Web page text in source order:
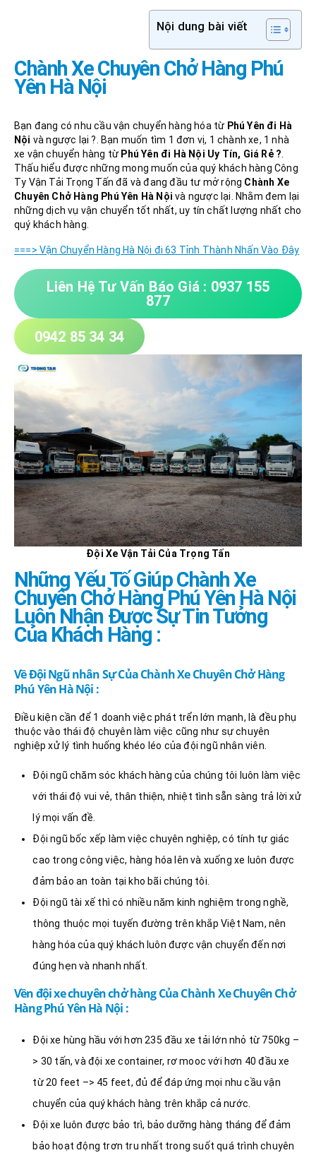
Nội dung bài viết
Chành Xe Chuyên Chở Hàng Phú
Yên Hà Nội
Bạn đang có nhu cầu vận chuyển hàng hóa từ Phú Yên đi Hà
Nội và ngược lại ?. Bạn muốn tìm 1 đơn vị, 1 chành xe, 1 nhà
xe vận chuyển hàng từ Phú Yên đi Hà Nội Uy Tín, Giá Rẻ ?
Thấu hiểu được những mong muốn của quý khách hàng Công
Ty Vận Tải Trọng Tấn đã và đang đầu tư mở rộng Chành Xe
Chuyên Chở Hàng Phú Yên Hà Nội và ngược lại. Nhằm đem lại
những dịch vụ vận chuyển tốt nhất, uy tín chất lượng nhất cho
quý khách hàng.
===> Vận Chuyển Hàng Hà Nội đi 63 Tỉnh Thành Nhấn Vào Đây
Liên Hệ Tư Vấn Báo Giá : 0937 155
877
0942 85 34 34
Đội Xe Vận Tải Của Trọng Tấn
Những Yếu Tố GiúpChành Xe
Chuyên Chở Hàng Phú Yên Hà Nội
Luôn Nhận Được Sự Tin Tưởng
Của Khách Hàng :
Về Đội Ngũ nhân Sự Của Chành Xe Chuyên Chở Hàng
Phú Yên Hà Nội :
Điều kiện cần để 1 doanh việc phát trển lớn mạnh, là đều phụ
thuộc vào thái độ chuyên làm việc cũng như sự chuyên
nghiệp xử lý tình huống khéo léo của đội ngũ nhân viên.
Đội ngũ chăm sóc khách hàng của chúng tôi luôn làm việc
với thái độ vui vẻ, thân thiện, nhiệt tình sẵn sàng trả lời xử
lý mọi vấn đề.
Đội ngũ bốc xếp làm việc chuyên nghiệp, có tính tự giác
cao trong công việc, hàng hóa lên và xuống xe luôn được
đảm bảo an toàn tại kho bãi chúng tôi.
Đội ngũ tài xế thì có nhiều năm kinh nghiệm trong nghề,
thông thuộc mọi tuyến đường trên khắp Việt Nam, nên
hàng hóa của quý khách luôn được vận chuyển đến nơi
đúng hẹn và nhanh nhất.
Vền đội xe chuyên chở hàng Của Chành Xe Chuyên Chở
Hàng Phú Yên Hà Nội :
Đội xe hùng hầu với hơn 235 đầu xe tải lớn nhỏ từ 750kg –
> 30 tấn, và đội xe container, rơ mooc với hơn 40 đầu xe
từ 20 feet –> 45 feet, đủ để đáp ứng mọi nhu cầu vận
chuyển của quý khách hàng trên khắp cả nước.
Đội xe luôn được bảo trì, bảo dưỡng hàng tháng để đảm
bảo hoạt động trơn tru nhất trong suốt quá trình chuyên